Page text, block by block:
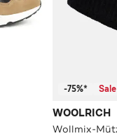
-75%* Sale
WOOLRICH